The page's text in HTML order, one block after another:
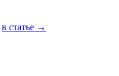
в статье →